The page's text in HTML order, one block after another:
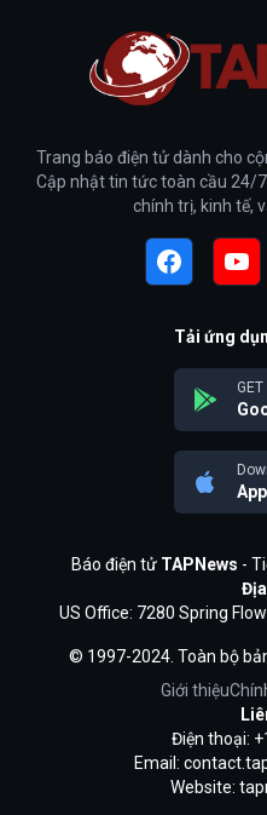
Trang báo điện tử dành cho
Cập nhật tin tức toàn cầu 24/
chính trị, kinh tế,
Tải ứng
GET
Báo điện tử TAPNews -
US Office: 7280 Spring
© 1997-2024. Toàn bộ
Giới thiệu
Điện thoại:
Email:
Website: